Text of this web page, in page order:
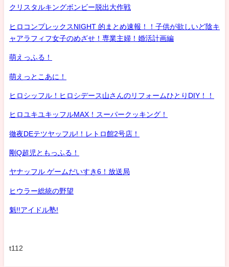
クリスタルキングボンビー脱出大作戦
ヒロコンプレックスNIGHT 的まとめ速報！！子供が欲しいど陰キ
ャアラフィフ女子のめざせ！専業主婦！婚活計画編
萌えっふる！
萌えっとこあに！
ヒロシッフル！ヒロシデース山さんのリフォームひとりDIY！！
ヒロユキユキッフルMAX！スーパークッキング！
徹夜DEテツヤッフル!！レトロ館2号店！
剛Q超児ともっふる！
ヤナッフル ゲームだいすき6！放送局
ヒウラー総統の野望
魁!!アイドル塾!
t112